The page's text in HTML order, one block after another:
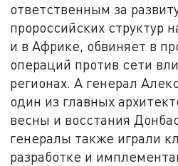
ответственным за
пророссийских структур
и в Африке, обвиняет в
операций против сети
регионах. А генерал
один из главных
весны и восстания
генералы также играли
разработке и